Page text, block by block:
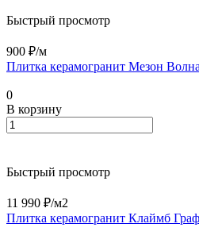
Быстрый просмотр
900 ₽/м
Плитка керамогранит Мезон
0
В корзину
Быстрый просмотр
11 990 ₽/м2
Плитка керамогранит Клаймб